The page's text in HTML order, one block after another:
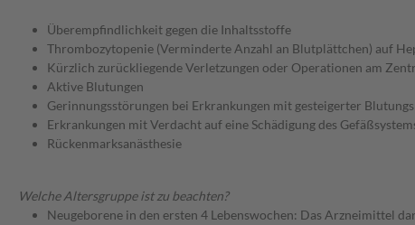
Überempfindlichkeit gegen die Inhaltsstoffe
Thrombozytopenie (Verminderte Anzahl an Blutplättchen) auf
Kürzlich zurückliegende Verletzungen oder Operationen am
Aktive Blutungen
Gerinnungsstörungen bei Erkrankungen mit gesteigerter
Erkrankungen mit Verdacht auf eine Schädigung des
Rückenmarksanästhesie
Welche Altersgruppe ist zu beachten?
Neugeborene in den ersten 4 Lebenswochen: Das Arzneimittel